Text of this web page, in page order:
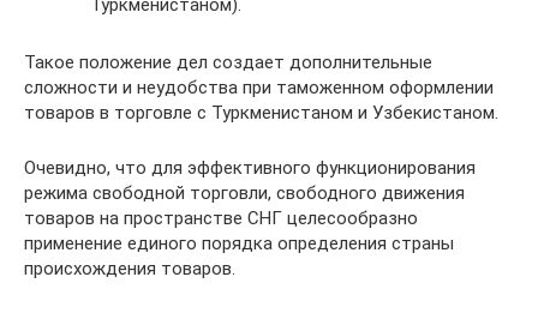
Туркменистаном).
Такое положение дел создает дополнительные
сложности и неудобства при таможенном оформлении
товаров в торговле с Туркменистаном и Узбекистаном.
Очевидно, что для эффективного функционирования
режима свободной торговли, свободного движения
товаров на пространстве СНГ целесообразно
применение единого порядка определения страны
происхождения товаров.